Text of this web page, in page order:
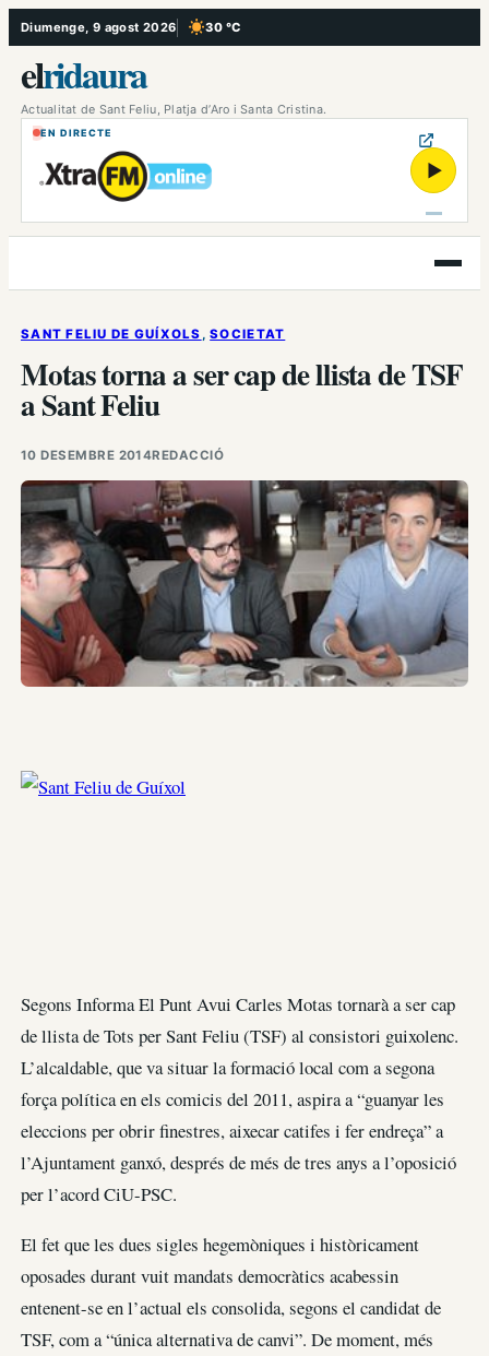
Vés
al
contingut
Diumenge, 9 agost 2026 30 °C
, Cel serè
elridaura
Actualitat de Sant Feliu, Platja d’Aro i Santa Cristina.
EN DIRECTE
▶
Obre
el
SANT FELIU DE GUÍXOLS , SOCIETAT
Motas torna a ser cap de llista de TSF
a Sant Feliu
10 DESEMBRE 2014REDACCIÓ
Segons Informa El Punt Avui Carles Motas tornarà a ser cap
de llista de Tots per Sant Feliu (TSF) al consistori guixolenc.
L’alcaldable, que va situar la formació local com a segona
força política en els comicis del 2011, aspira a “guanyar les
eleccions per obrir finestres, aixecar catifes i fer endreça” a
l’Ajuntament ganxó, després de més de tres anys a l’oposició
per l’acord CiU-PSC.
El fet que les dues sigles hegemòniques i històricament
oposades durant vuit mandats democràtics acabessin
entenent-se en l’actual els consolida, segons el candidat de
TSF, com a “única alternativa de canvi”. De moment, més